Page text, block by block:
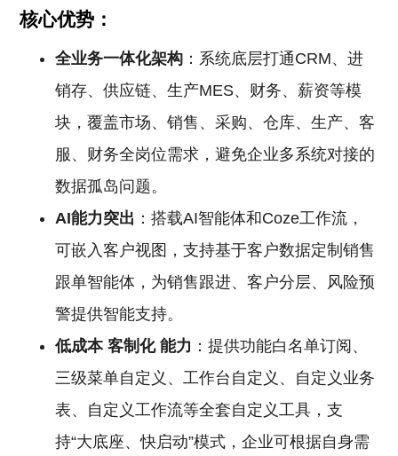
核心优势：
全业务一体化架构 ：系统底层打通CRM、进
销存、供应链、生产MES、财务、薪资等模
块，覆盖市场、销售、采购、仓库、生产、客
服、财务全岗位需求，避免企业多系统对接的
数据孤岛问题。
AI能力突出 ：搭载AI智能体和Coze工作流，
可嵌入客户视图，支持基于客户数据定制销售
跟单智能体，为销售跟进、客户分层、风险预
警提供智能支持。
低成本 客制化 能力 ：提供功能白名单订阅、
三级菜单自定义、工作台自定义、自定义业务
表、自定义工作流等全套自定义工具，支
持“大底座、快启动”模式，企业可根据自身需